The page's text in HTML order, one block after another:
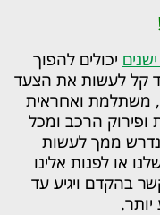
יכולים להפוך
קל לעשות את הצעד
משתלמת ואחראית
ופירוק הרכב ומכל
ממך לעשות
או לפנות אלינו
בהקדם ויגיע עד